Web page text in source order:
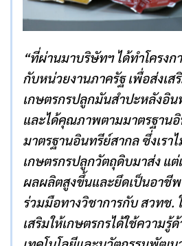
“ที่ผ่านมาบริษัทฯ ได้ทำโครงก
กับหน่วยงานภาครัฐ เพื่อส่งเ
เกษตรกรปลูกมันสำปะหลังอิน
และได้คุณภาพตามมาตรฐาน
มาตรฐานอินทรีย์สากล ซึ่งเรา
เกษตรกรปลูกวัตถุดิบมาส่ง แต่
ผลผลิตสูงขึ้นและยึดเป็นอาชี
ร่วมมือทางวิชาการกับ สวทช.
เสริมให้เกษตรกรได้ใช้ความรู้